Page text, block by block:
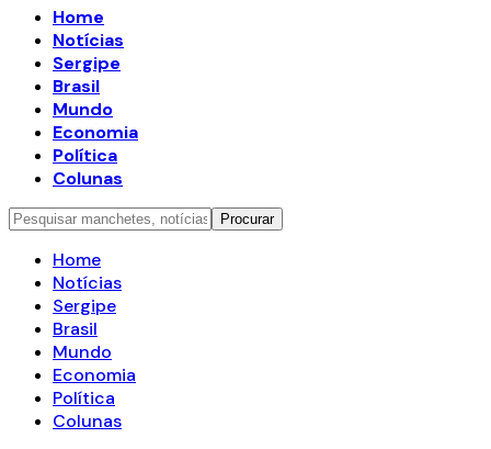
Home
Notícias
Sergipe
Brasil
Mundo
Economia
Política
Colunas
Home
Notícias
Sergipe
Brasil
Mundo
Economia
Política
Colunas